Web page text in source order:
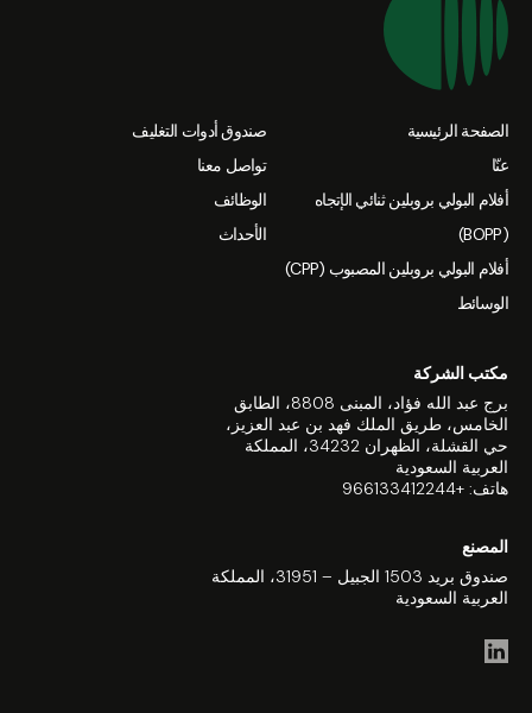
الصفحة الرئيسية
عنّا
أفلام البولي بروبلين ثنائي الإتجاه
(BOPP)
أفلام البولي بروبلين المصبوب (CPP)
صندوق أدوات التغليف
تواصل معنا
الوظائف
الأحداث
الوسائط
مكتب الشركة
برج عبد الله فؤاد، المبنى 8808، الطابق
الخامس، طريق الملك فهد بن عبد العزيز،
حي القشلة، الظهران 34232، المملكة
العربية السعودية
هاتف: +966133412244
المصنع
صندوق بريد 1503 الجبيل – 31951، المملكة
العربية السعودية